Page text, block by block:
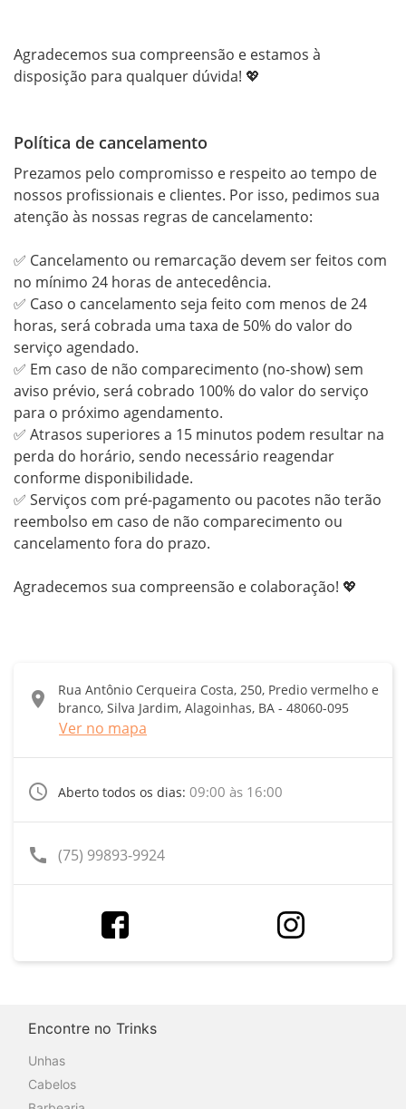
Agradecemos sua compreensão e estamos à
disposição para qualquer dúvida! 💖
Política de cancelamento
Prezamos pelo compromisso e respeito ao tempo de
nossos profissionais e clientes. Por isso, pedimos sua
atenção às nossas regras de cancelamento:
✅ Cancelamento ou remarcação devem ser feitos com
no mínimo 24 horas de antecedência.
✅ Caso o cancelamento seja feito com menos de 24
horas, será cobrada uma taxa de 50% do valor do
serviço agendado.
✅ Em caso de não comparecimento (no-show) sem
aviso prévio, será cobrado 100% do valor do serviço
para o próximo agendamento.
✅ Atrasos superiores a 15 minutos podem resultar na
perda do horário, sendo necessário reagendar
conforme disponibilidade.
✅ Serviços com pré-pagamento ou pacotes não terão
reembolso em caso de não comparecimento ou
cancelamento fora do prazo.
Agradecemos sua compreensão e colaboração! 💖
location_on
Rua Antônio Cerqueira Costa, 250, Predio vermelho e
branco, Silva Jardim, Alagoinhas, BA - 48060-095
Ver no mapa
access_time Aberto todos os dias: 09:00 às 16:00
call (75) 99893-9924
Encontre no Trinks
Unhas
Cabelos